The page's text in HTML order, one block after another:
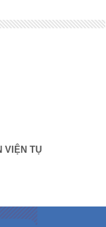
VIỆN TỤ